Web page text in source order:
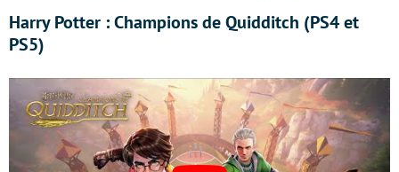
Harry Potter : Champions de Quidditch (PS4 et
PS5)